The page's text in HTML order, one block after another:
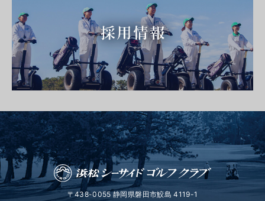
〒438-0055 静岡県磐田市鮫島 4119-1